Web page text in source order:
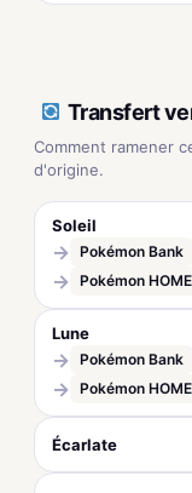
Transfert
Comment ramener
d'origine.
Soleil
→ Pokémon Bank
→ Pokémon HOME
Lune
→ Pokémon Bank
→ Pokémon HOME
Écarlate